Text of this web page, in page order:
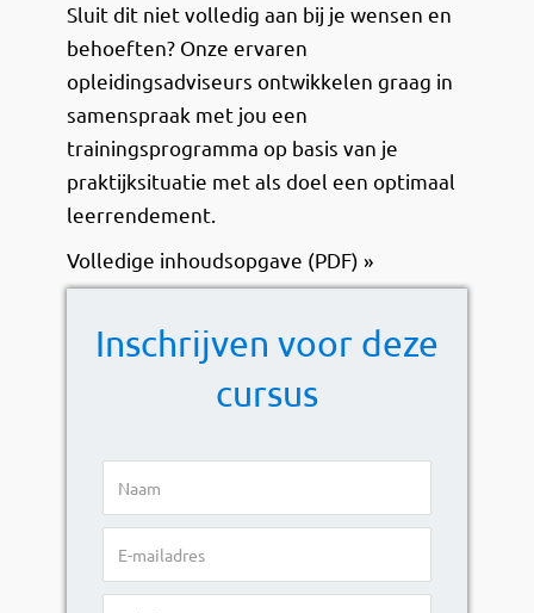
Sluit dit niet volledig aan bij je wensen en
behoeften? Onze ervaren
opleidingsadviseurs ontwikkelen graag in
samenspraak met jou een
trainingsprogramma op basis van je
praktijksituatie met als doel een optimaal
leerrendement.
Volledige inhoudsopgave (PDF) »
Inschrijven voor deze
cursus